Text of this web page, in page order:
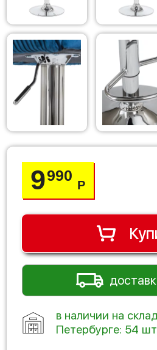
9990
Р
в наличии на
Петербурге: 54